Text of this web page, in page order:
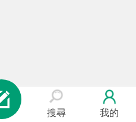
搜尋 我的